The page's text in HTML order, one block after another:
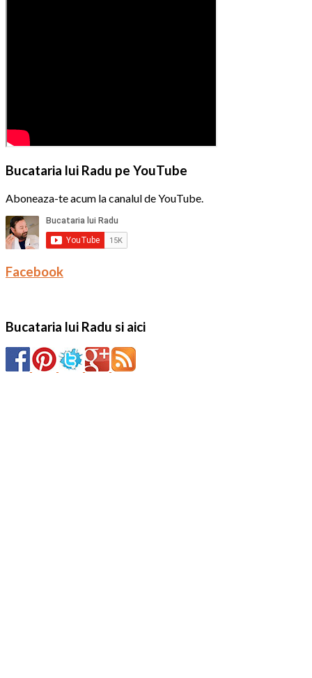
Bucataria lui Radu pe YouTube
Aboneaza-te acum la canalul de YouTube.
Facebook
Bucataria lui Radu si aici